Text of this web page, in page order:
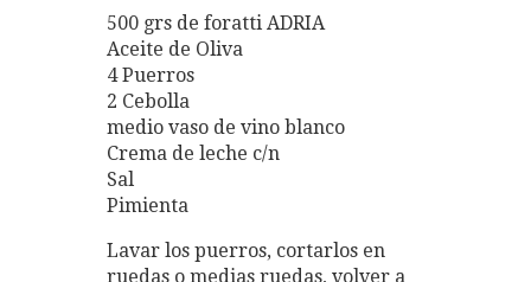
500 grs de foratti ADRIA
Aceite de Oliva
4 Puerros
2 Cebolla
medio vaso de vino blanco
Crema de leche c/n
Sal
Pimienta
Lavar los puerros, cortarlos en
ruedas o medias ruedas, volver a